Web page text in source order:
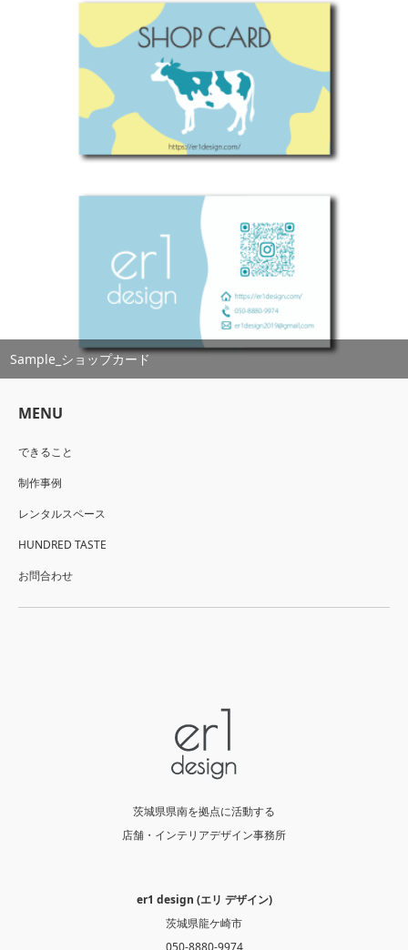
Sample_ショップカード
MENU
できること
制作事例
レンタルスペース
HUNDRED TASTE
お問合わせ
茨城県県南を拠点に活動する
店舗・インテリアデザイン事務所
er1 design (エリ デザイン)
茨城県龍ケ崎市
050-8880-9974